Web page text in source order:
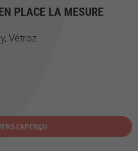
PLACE LA MESURE
Vétroz
L'APERÇU